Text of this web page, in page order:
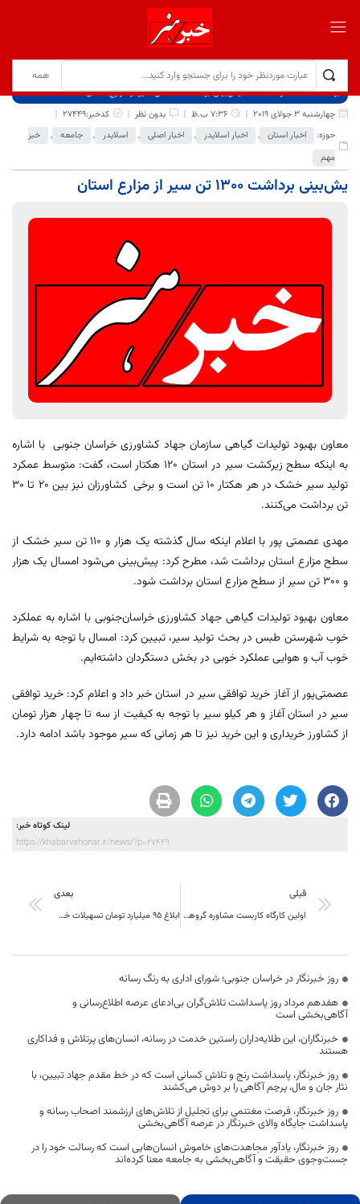
برگ نخست نوشته‌ها
یش‌بینی برداشت 1300 تن سیر از مزارع استان
چهارشنبه 3 جولای 2019
7:36 ب.ظ بدون نظر
کدخبر:27449
حوزه:
اخبار استان , اخبار اسلایدر , اخبار اصلی , اسلایدر , جامعه ,
خبر
مهم
یش‌بینی برداشت 1300 تن سیر از مزارع استان
معاون بهبود تولیدات گیاهی سازمان جهاد کشاورزی خراسان جنوبی با اشاره
به اینکه سطح زیرکشت سیر در استان 120 هکتار است، گفت: متوسط عمکرد
تولید سیر خشک در هر هکتار 10 تن است و برخی کشاورزان نیز بین 20 تا 30
تن برداشت می‌کنند.
مهدی عصمتی پور با اعلام اینکه سال گذشته یک هزار و 110 تن سیر خشک از
سطح مزارع استان برداشت شد، مطرح کرد: پیش‌بینی می‌شود امسال یک هزار
و 300 تن سیر از سطح مزارع استان برداشت شود.
معاون بهبود تولیدات گیاهی جهاد کشاورزی خراسان‌جنوبی با اشاره به عملکرد
خوب شهرستن طبس در بحث تولید سیر، تبیین کرد: امسال با توجه به شرایط
خوب آب و هوایی عملکرد خوبی در بخش دستگردان داشته‌ایم.
عصمتی‌پور از آغاز خرید توافقی سیر در استان خبر داد و اعلام کرد: خرید توافقی
سیر در استان آغاز و هر کیلو سیر با توجه به کیفیت از سه تا چهار هزار تومان
از کشاورز خریداری و این خرید نیز تا هر زمانی که سیر موجود باشد ادامه دارد.
لینک کوتاه خبر:
https://khabarvahonar.ir/news/?p=27449
قبلی
اولین کارگاه کاربست مشاوره گروهی در موقعیت های دانشجویی در دانشگاه بیرجند برگزار شد
بعدی
ابلاغ ۹۵ میلیارد تومان تسهیلات خسارت سیل به خراسان جنوبی
روز خبرنگار در خراسان جنوبی؛ شورای اداری به رنگ رسانه
هفدهم مرداد روز پاسداشت تلاش‌گران بی‌ادعای عرصه اطلاع‌رسانی و
آگاهی‌بخشی است
خبرنگاران، این طلایه‌داران راستین خدمت در رسانه، انسان‌های پرتلاش و فداکاری
هستند
روز خبرنگار، پاسداشت رنج و تلاش کسانی است که در خط مقدم جهاد تبیین، با
نثار جان و مال، پرچم آگاهی را بر دوش می‌کشند
روز خبرنگار، فرصت مغتنمی برای تجلیل از تلاش‌های ارزشمند اصحاب رسانه و
پاسداشت جایگاه والای خبرنگار در عرصه آگاهی‌بخشی
روز خبرنگار، یادآور مجاهدت‌های خاموش انسان‌هایی است که رسالت خود را در
جست‌وجوی حقیقت و آگاهی‌بخشی به جامعه معنا کرده‌اند